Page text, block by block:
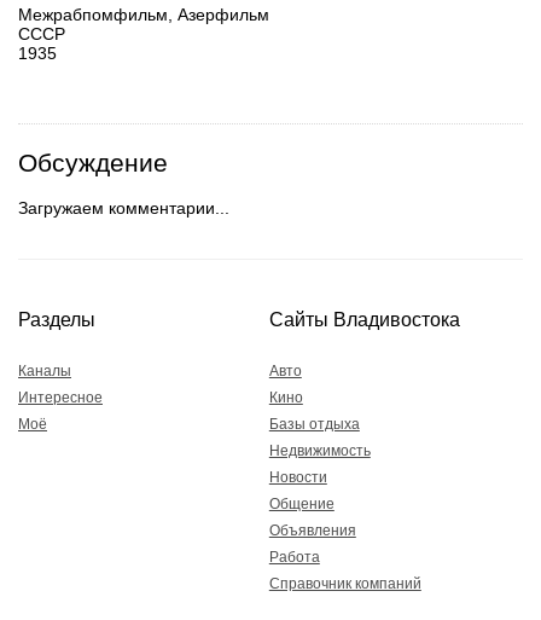
Межрабпомфильм, Азерфильм
СССР
1935
Обсуждение
Загружаем комментарии...
Разделы
Каналы
Интересное
Моё
Сайты Владивостока
Авто
Кино
Базы отдыха
Недвижимость
Новости
Общение
Объявления
Работа
Справочник компаний